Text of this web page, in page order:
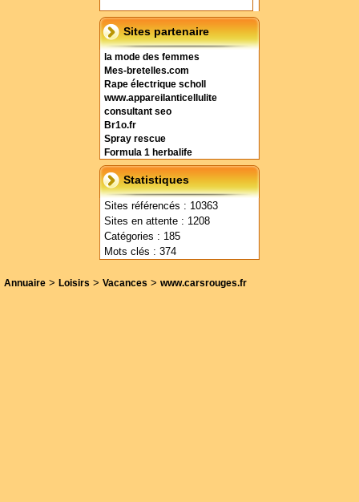
Sites partenaire
la mode des femmes
Mes-bretelles.com
Rape électrique scholl
www.appareilanticellulite
consultant seo
Br1o.fr
Spray rescue
Formula 1 herbalife
Statistiques
Sites référencés : 10363
Sites en attente : 1208
Catégories : 185
Mots clés : 374
Annuaire > Loisirs > Vacances > www.carsrouges.fr